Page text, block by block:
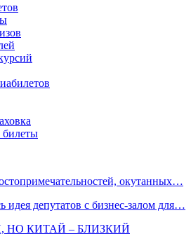
окутанных…
идея депутатов с бизнес-залом для…
КИТАЙ – БЛИЗКИЙ